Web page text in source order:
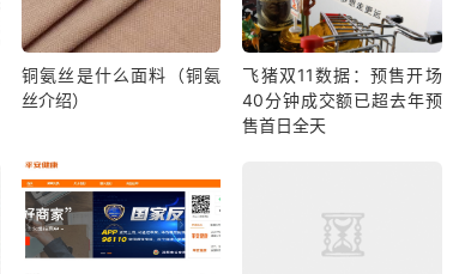
铜氨丝是什么面料（铜氨
丝介绍）
飞猪双11数据：预售开场
40分钟成交额已超去年预
售首日全天